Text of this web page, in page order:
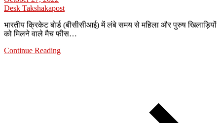
Desk Takshakapost
भारतीय क्रिकेट बोर्ड (बीसीसीआई) में लंबे समय से महिला और पुरुष खिलाड़ियों
को मिलने वाले मैच फीस…
Continue Reading